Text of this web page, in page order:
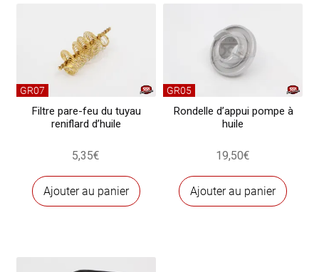
GR07
Filtre pare-feu du tuyau
reniflard d’huile
5,35€
Ajouter au panier
GR05
Rondelle d’appui pompe à
huile
19,50€
Ajouter au panier